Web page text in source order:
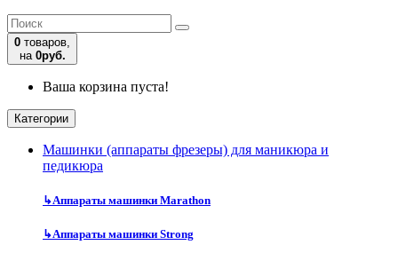
0 товаров,
на 0руб.
Ваша корзина пуста!
Категории
Машинки (аппараты фрезеры) для маникюра и
педикюра
↳Аппараты машинки Marathon
↳Аппараты машинки Strong